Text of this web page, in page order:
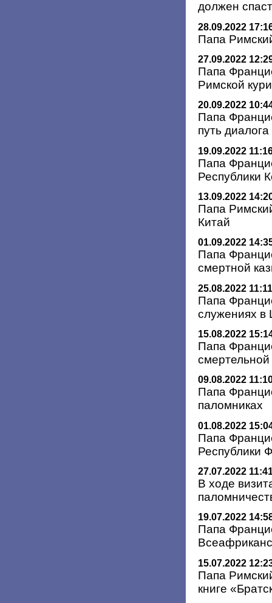
должен
28.09.2022
Папа
27.09.2022
Папа
Римской
20.09.2022
Папа
путь диалога
19.09.2022
Папа
Республики
13.09.2022
Папа
Китай
01.09.2022
Папа
смертной
25.08.2022 11:11
Папа
служениях в
15.08.2022
Папа
09.08.2022
Папа
паломниках
01.08.2022
Папа
Республики
27.07.2022
В ходе
19.07.2022
Папа
15.07.2022
Папа
книге